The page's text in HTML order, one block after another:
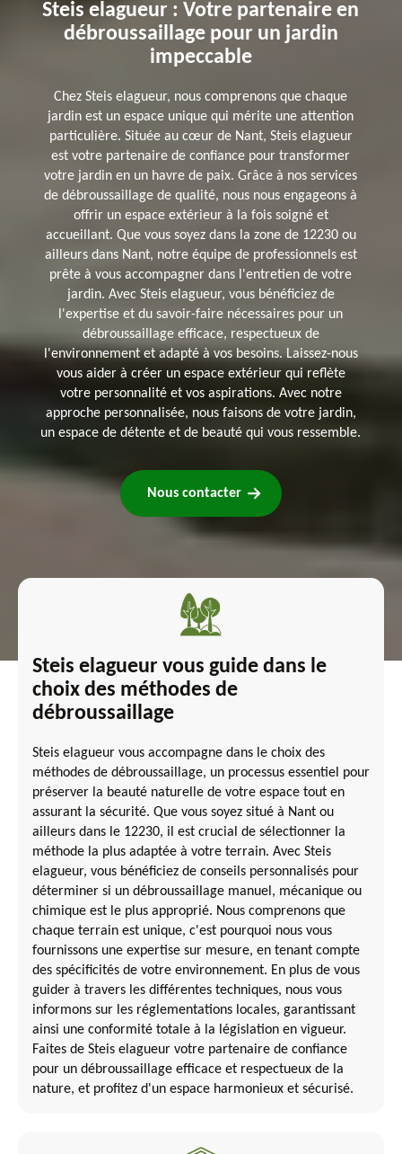
Steis elagueur : Votre partenaire en
débroussaillage pour un jardin
impeccable
Chez Steis elagueur, nous comprenons que chaque
jardin est un espace unique qui mérite une attention
particulière. Située au cœur de Nant, Steis elagueur
est votre partenaire de confiance pour transformer
votre jardin en un havre de paix. Grâce à nos services
de débroussaillage de qualité, nous nous engageons à
offrir un espace extérieur à la fois soigné et
accueillant. Que vous soyez dans la zone de 12230 ou
ailleurs dans Nant, notre équipe de professionnels est
prête à vous accompagner dans l'entretien de votre
jardin. Avec Steis elagueur, vous bénéficiez de
l'expertise et du savoir-faire nécessaires pour un
débroussaillage efficace, respectueux de
l'environnement et adapté à vos besoins. Laissez-nous
vous aider à créer un espace extérieur qui reflète
votre personnalité et vos aspirations. Avec notre
approche personnalisée, nous faisons de votre jardin,
un espace de détente et de beauté qui vous ressemble.
Nous contacter
Steis elagueur vous guide dans le
choix des méthodes de
débroussaillage
Steis elagueur vous accompagne dans le choix des
méthodes de débroussaillage, un processus essentiel pour
préserver la beauté naturelle de votre espace tout en
assurant la sécurité. Que vous soyez situé à Nant ou
ailleurs dans le 12230, il est crucial de sélectionner la
méthode la plus adaptée à votre terrain. Avec Steis
elagueur, vous bénéficiez de conseils personnalisés pour
déterminer si un débroussaillage manuel, mécanique ou
chimique est le plus approprié. Nous comprenons que
chaque terrain est unique, c'est pourquoi nous vous
fournissons une expertise sur mesure, en tenant compte
des spécificités de votre environnement. En plus de vous
guider à travers les différentes techniques, nous vous
informons sur les réglementations locales, garantissant
ainsi une conformité totale à la législation en vigueur.
Faites de Steis elagueur votre partenaire de confiance
pour un débroussaillage efficace et respectueux de la
nature, et profitez d'un espace harmonieux et sécurisé.